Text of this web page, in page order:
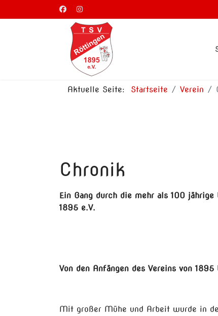
Aktuelle Seite: Startseite Verein
Chronik
Ein Gang durch die mehr als 100
1895 e.V.
Von den Anfängen des Vereins von 1895
Mit großer Mühe und Arbeit wurde in